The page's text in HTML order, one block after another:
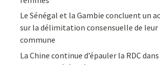
Le Sénégal et la Gambie concluent un
sur la délimitation consensuelle de
commune
La Chine continue d’épauler la RDC